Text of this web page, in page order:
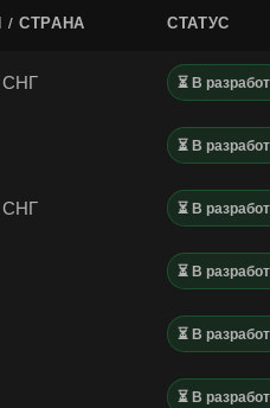
/ СТРАНА СТАТУС
СНГ ⏳ В
⏳ В
СНГ ⏳ В
⏳ В
⏳ В
⏳ В